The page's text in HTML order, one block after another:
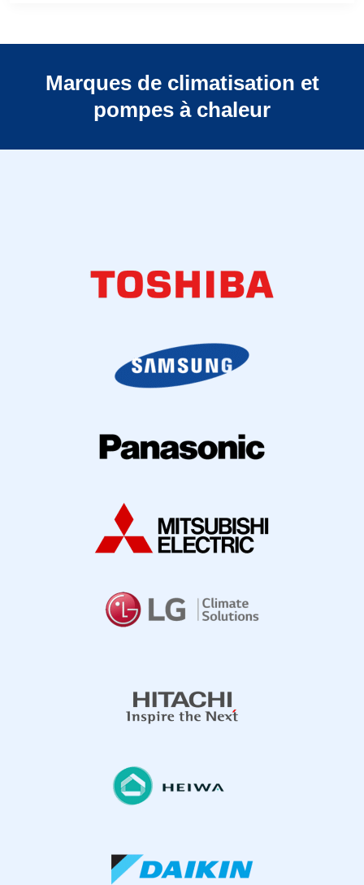
Marques de climatisation et
pompes à chaleur